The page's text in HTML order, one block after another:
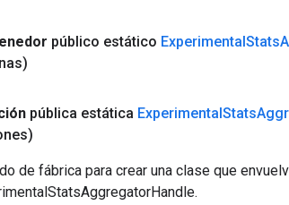
público estático ExperimentalStats
pública estática ExperimentalStats
de fábrica para crear una clase que